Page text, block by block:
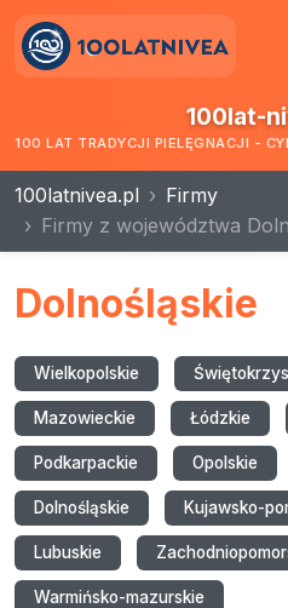
100lat-
100 LAT TRADYCJI PIELĘGNACJI -
100latnivea.pl
Firmy
Firmy z województwa
Dolnośląskie
Wielkopolskie
Mazowieckie Łódzkie
Podkarpackie Opolskie
Dolnośląskie Kujawsko-
Lubuskie
Warmińsko-mazurskie